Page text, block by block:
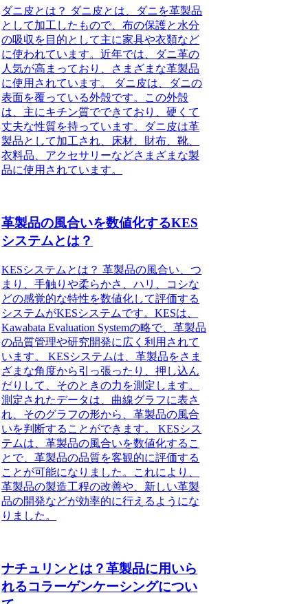
ダニ皮とは？ ダニ皮とは、ダニを革製品
として加工したもので、布の保護と水分
の吸収を目的として主に家具や衣類など
に使われています。近年では、ダニ革の
人気が高まっており、さまざまな革製品
に使用されています。 ダニ皮は、ダニの
表面を覆っている外殻です。この外殻
は、主にキチン質でできており、硬くて
丈夫な性質を持っています。ダニ皮は革
製品として加工され、床材、財布、靴、
衣料品、アクセサリーなどさまざまな製
品に使用されています。
革製品の風合いを数値化するKES
システムとは？
KESシステムとは？ 革製品の風合い、つ
まり、手触りや柔らかさ、ハリ、コシな
どの感覚的な特性を数値化して評価する
システムがKESシステムです。KESは、
Kawabata Evaluation Systemの略で、革製品
の品質管理や研究開発に広く利用されて
います。 KESシステムは、革製品をさま
ざまな角度から引っ張ったり、押し込ん
だりして、そのときの力を測定します。
測定されたデータは、曲線グラフに表さ
れ、そのグラフの形から、革製品の風合
いを判断することができます。 KESシス
テムは、革製品の風合いを数値化するこ
とで、革製品の品質を客観的に評価する
ことが可能になりました。これにより、
革製品の製造工程の改善や、新しい革製
品の開発などが効率的に行えるようにな
りました。
ナチュリンとは？革製品に用いら
れるコラーゲンケーシングについ